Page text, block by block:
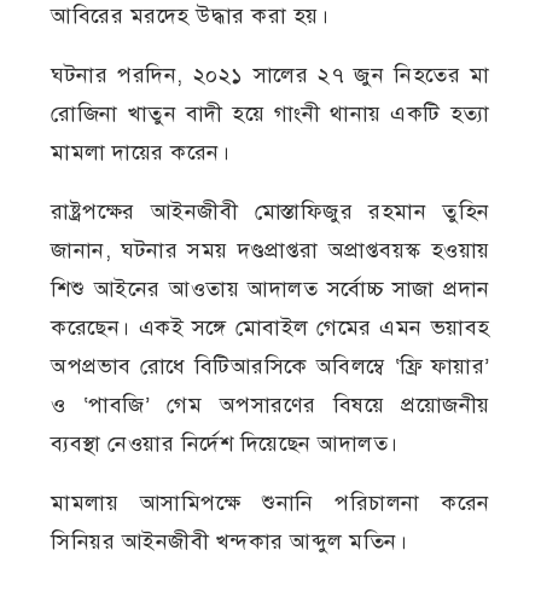
আবিরের মরদেহ উদ্ধার করা হয়।
ঘটনার পরদিন, ২০২১ সালের ২৭ জুন নিহতের মা
রোজিনা খাতুন বাদী হয়ে গাংনী থানায় একটি হত্যা
মামলা দায়ের করেন।
রাষ্ট্রপক্ষের আইনজীবী মোস্তাফিজুর রহমান তুহিন
জানান, ঘটনার সময় দণ্ডপ্রাপ্তরা অপ্রাপ্তবয়স্ক হওয়ায়
শিশু আইনের আওতায় আদালত সর্বোচ্চ সাজা প্রদান
করেছেন। একই সঙ্গে মোবাইল গেমের এমন ভয়াবহ
অপপ্রভাব রোধে বিটিআরসিকে অবিলম্বে ‘ফ্রি ফায়ার’
ও ‘পাবজি’ গেম অপসারণের বিষয়ে প্রয়োজনীয়
ব্যবস্থা নেওয়ার নির্দেশ দিয়েছেন আদালত।
মামলায় আসামিপক্ষে শুনানি পরিচালনা করেন
সিনিয়র আইনজীবী খন্দকার আব্দুল মতিন।